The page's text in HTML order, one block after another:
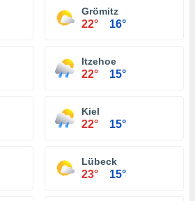
Grömitz
22° 16°
Itzehoe
22° 15°
Kiel
22° 15°
Lübeck
23° 15°